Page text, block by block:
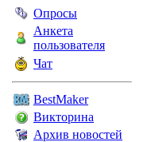
Опросы
Анкета
пользователя
Чат
BestMaker
Викторина
Архив новостей